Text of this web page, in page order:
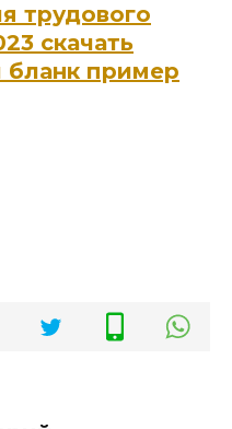
трудового
скачать
бланк пример